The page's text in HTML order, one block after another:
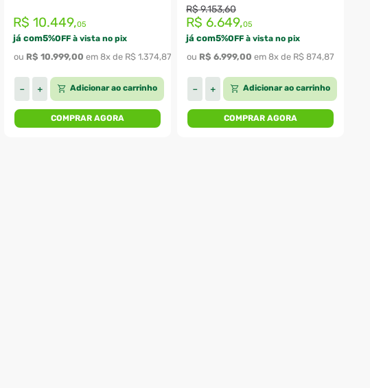
já com5%OFF à vista no pix
R$ 10.449,05
ou R$ 10.999,00 em 8x de R$ 1.374,87
＋
－ Adicionar ao carrinho
COMPRAR AGORA
já com5%OFF à vista no pix
R$ 6.649,05
R$9.153,60
ou R$ 6.999,00 em 8x de R$ 874,87
＋
－ Adicionar ao carrinho
COMPRAR AGORA